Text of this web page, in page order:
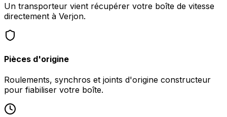
Un transporteur vient récupérer votre boîte de vitesse
directement à Verjon.
Pièces d'origine
Roulements, synchros et joints d'origine constructeur
pour fiabiliser votre boîte.